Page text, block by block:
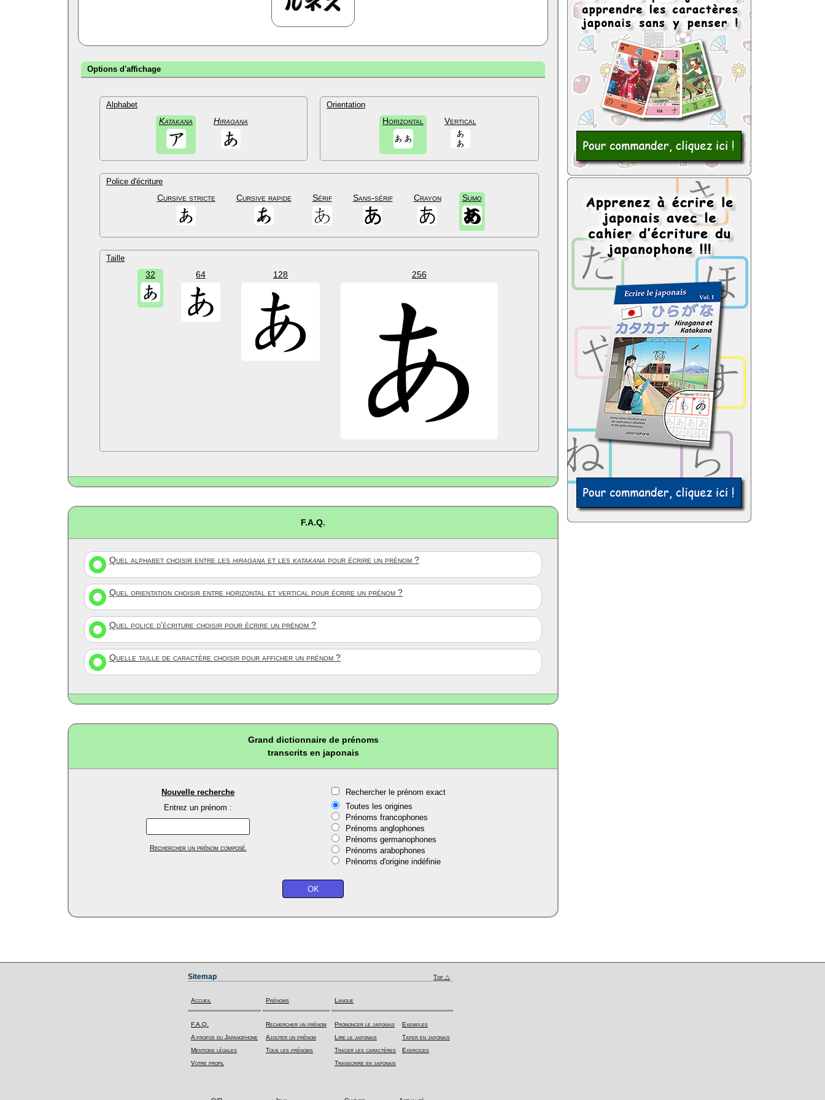
Options d'affichage
Alphabet
Katakana Hiragana
Orientation
Horizontal Vertical
Police d'écriture
Cursive stricte Cursive rapide Sérif Sans-sérif Crayon Sumo
Taille
32 64 128 256
F.A.Q.
Quel alphabet choisir entre les hiragana et les katakana pour écrire un prénom ?
Quel orientation choisir entre horizontal et vertical pour écrire un prénom ?
Quel police d'écriture choisir pour écrire un prénom ?
Quelle taille de caractère choisir pour afficher un prénom ?
Grand dictionnaire de prénoms
transcrits en japonais
Nouvelle recherche
Entrez un prénom :
Rechercher un prénom composé.
Rechercher le prénom exact
Toutes les origines
Prénoms francophones
Prénoms anglophones
Prénoms germanophones
Prénoms arabophones
Prénoms d'origine indéfinie
Sitemap Top △
Accueil
F.A.Q.
A propos du Japanophone
Mentions légales
Votre profil
Prénoms
Rechercher un prénom
Ajouter un prénom
Tous les prénoms
Langue
Prononcer le japonais
Lire le japonais
Tracer les caractères
Transcrire en japonais
Exemples
Taper en japonais
Exercices